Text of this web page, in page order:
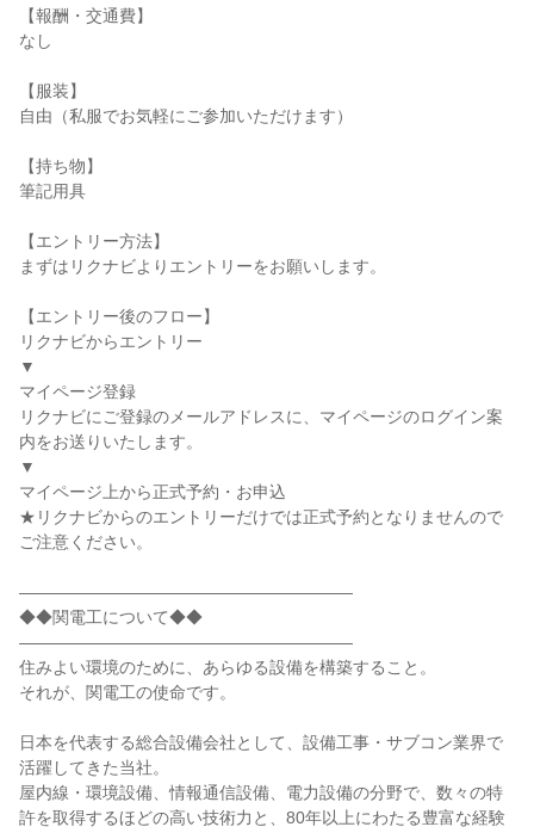
【報酬・交通費】
なし
【服装】
自由（私服でお気軽にご参加いただけます）
【持ち物】
筆記用具
【エントリー方法】
まずはリクナビよりエントリーをお願いします。
【エントリー後のフロー】
リクナビからエントリー
▼
マイページ登録
リクナビにご登録のメールアドレスに、マイページのログイン案
内をお送りいたします。
▼
マイページ上から正式予約・お申込
★リクナビからのエントリーだけでは正式予約となりませんので
ご注意ください。
――――――――――――――――――――
◆◆関電工について◆◆
――――――――――――――――――――
住みよい環境のために、あらゆる設備を構築すること。
それが、関電工の使命です。
日本を代表する総合設備会社として、設備工事・サブコン業界で
活躍してきた当社。
屋内線・環境設備、情報通信設備、電力設備の分野で、数々の特
許を取得するほどの高い技術力と、80年以上にわたる豊富な経験